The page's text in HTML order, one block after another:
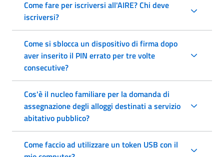
Come fare per iscriversi all'AIRE? Chi deve
iscriversi?
Come si sblocca un dispositivo di firma dopo
aver inserito il PIN errato per tre volte
consecutive?
Cos'è il nucleo familiare per la domanda di
assegnazione degli alloggi destinati a servizio
abitativo pubblico?
Come faccio ad utilizzare un token USB con il